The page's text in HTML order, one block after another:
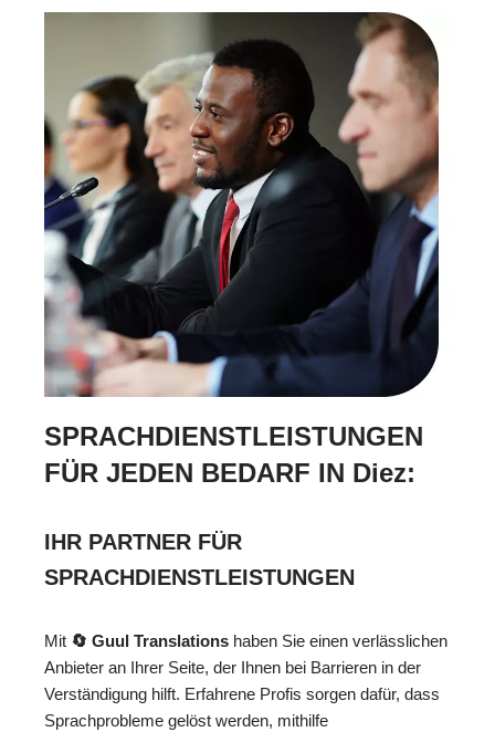
SPRACHDIENSTLEISTUNGEN
FÜR JEDEN BEDARF IN Diez:
IHR PARTNER FÜR
SPRACHDIENSTLEISTUNGEN
Mit 🔄 Guul Translations haben Sie einen verlässlichen
Anbieter an Ihrer Seite, der Ihnen bei Barrieren in der
Verständigung hilft. Erfahrene Profis sorgen dafür, dass
Sprachprobleme gelöst werden, mithilfe